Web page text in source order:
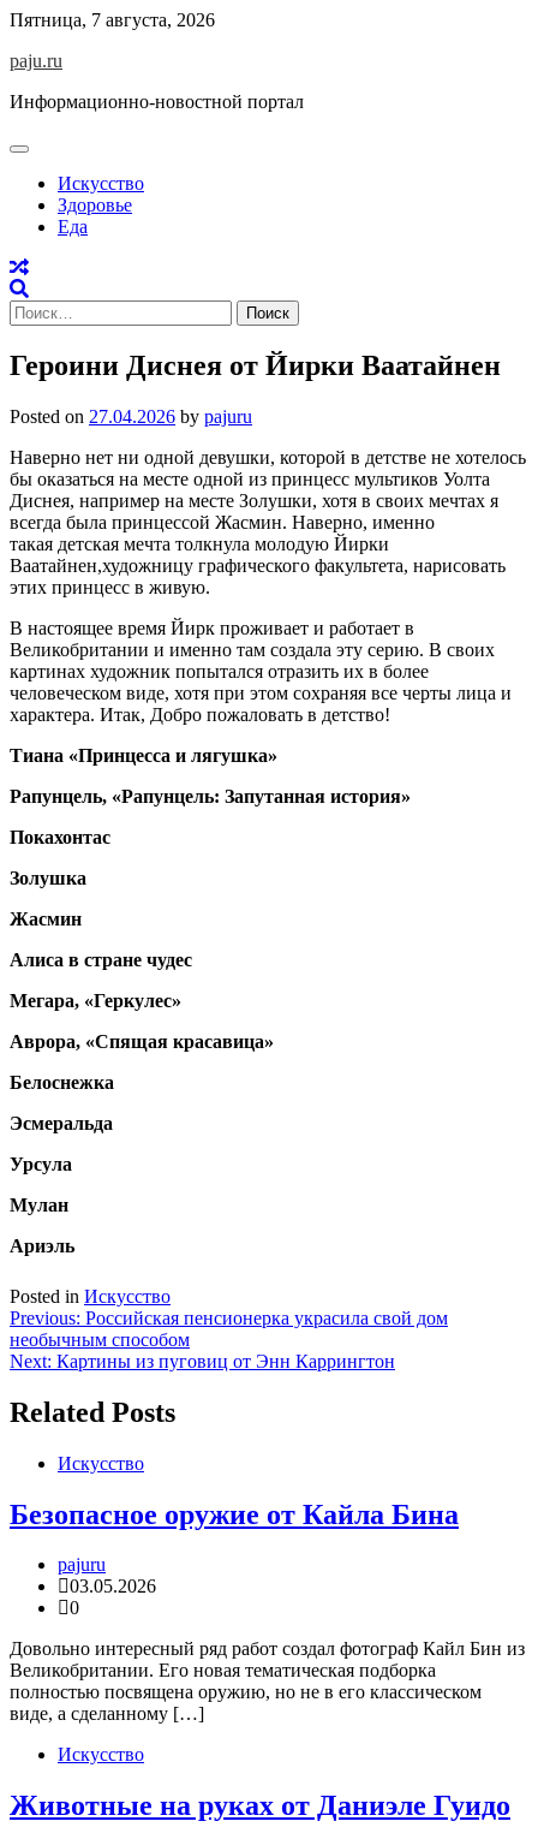
Skip
content
Пятница, 7 августа, 2026
paju.ru
Информационно-новостной портал
Искусство
Здоровье
Еда
Найти:
Героини Диснея от Йирки Ваатайнен
Posted on 27.04.2026 by pajuru
Наверно нет ни одной девушки, которой в детстве не хотелось
бы оказаться на месте одной из принцесс мультиков Уолта
Диснея, например на месте Золушки, хотя в своих мечтах я
всегда была принцессой Жасмин. Наверно, именно
такая детская мечта толкнула молодую Йирки
Ваатайнен,художницу графического факультета, нарисовать
этих принцесс в живую.
В настоящее время Йирк проживает и работает в
Великобритании и именно там создала эту серию. В своих
картинах художник попытался отразить их в более
человеческом виде, хотя при этом сохраняя все черты лица и
характера. Итак, Добро пожаловать в детство!
Тиана «Принцесса и лягушка»
Рапунцель, «Рапунцель: Запутанная история»
Покахонтас
Золушка
Жасмин
Алиса в стране чудес
Мегара, «Геркулес»
Аврора, «Спящая красавица»
Белоснежка
Эсмеральда
Урсула
Мулан
Ариэль
Posted in Искусство
Навигация
по
Previous: Российская пенсионерка украсила свой дом
необычным способом
Next: Картины из пуговиц от Энн Каррингтон
Related Posts
Искусство
Безопасное оружие от Кайла Бина
pajuru
03.05.2026
0
Довольно интересный ряд работ создал фотограф Кайл Бин из
Великобритании. Его новая тематическая подборка
полностью посвящена оружию, но не в его классическом
виде, а сделанному […]
Искусство
Животные на руках от Даниэле Гуидо